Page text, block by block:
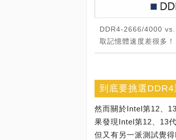
DDR4-2666/4000 vs.
取記憶體速度差很多！
到底要挑選DDR4
然而關於Intel第12、
果發現Intel第12、13
但又有另一派測試覺